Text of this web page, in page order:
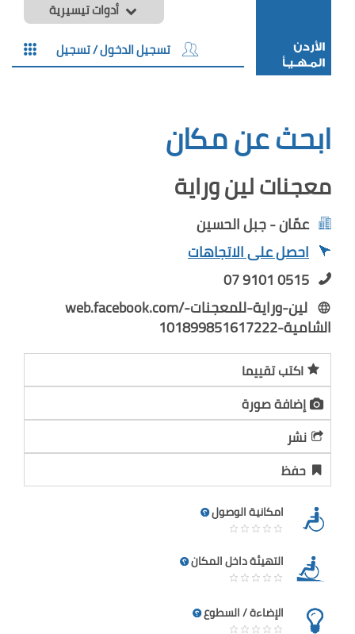
أدوات تيسيرية
تسجيل الدخول / تسجيل
ابحث عن مكان
معجنات لين وراية
عمّان - جبل الحسين
احصل على الاتجاهات
07 9101 0515
web.facebook.com/لين-وراية-للمعجنات-
الشامية-101899851617222
اكتب تقييما
إضافة صورة
نشر
حفظ
امكانية الوصول
التهيئة داخل المكان
الإضاءة / السطوع